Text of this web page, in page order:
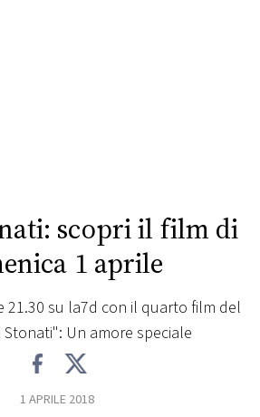
scopri il film di
1 aprile
su la7d con il quarto film del
Stonati": Un amore speciale
1 APRILE 2018